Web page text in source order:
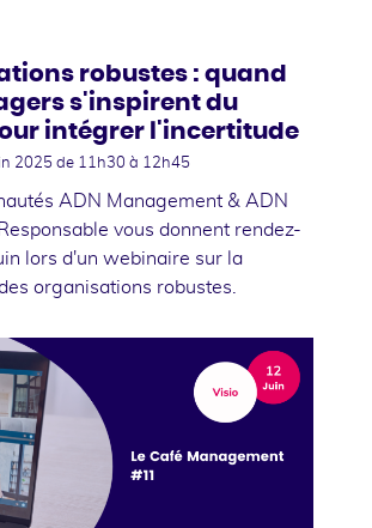
robustes : quand
s'inspirent du
intégrer l'incertitude
2025 de 11h30 à 12h45
ADN Management & ADN
vous donnent rendez-
lors d'un webinaire sur la
organisations robustes.